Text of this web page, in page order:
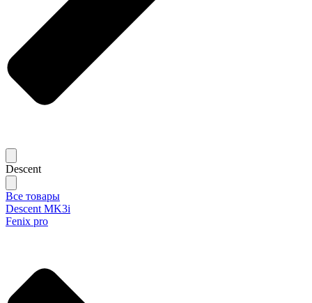
Descent
Все товары
Descent MK3i
Fenix pro